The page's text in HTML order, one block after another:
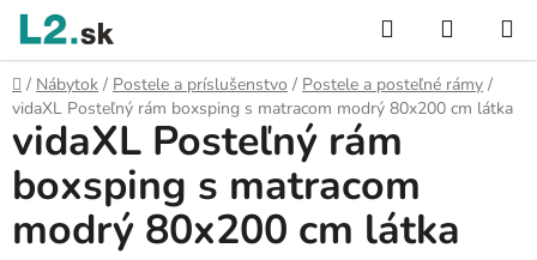
Prejsť
obsah
Hľadať
KOŠÍK
Domov
/ Nábytok / Postele a príslušenstvo / Postele a posteľné rámy /
vidaXL Posteľný rám boxsping s matracom modrý 80x200 cm látka
vidaXL Posteľný rám
boxsping s matracom
modrý 80x200 cm látka